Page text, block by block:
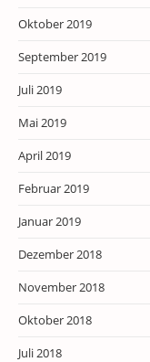
Oktober 2019
September 2019
Juli 2019
Mai 2019
April 2019
Februar 2019
Januar 2019
Dezember 2018
November 2018
Oktober 2018
Juli 2018